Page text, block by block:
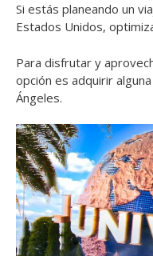
Si estás planeando un
Estados Unidos,
Para disfrutar y
opción es adquirir
Ángeles.